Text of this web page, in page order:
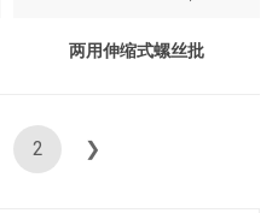
两用伸缩式螺丝批
2 ❯